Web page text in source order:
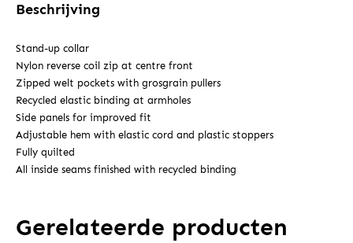
Beschrijving
Stand-up collar
Nylon reverse coil zip at centre front
Zipped welt pockets with grosgrain pullers
Recycled elastic binding at armholes
Side panels for improved fit
Adjustable hem with elastic cord and plastic stoppers
Fully quilted
All inside seams finished with recycled binding
Gerelateerde producten